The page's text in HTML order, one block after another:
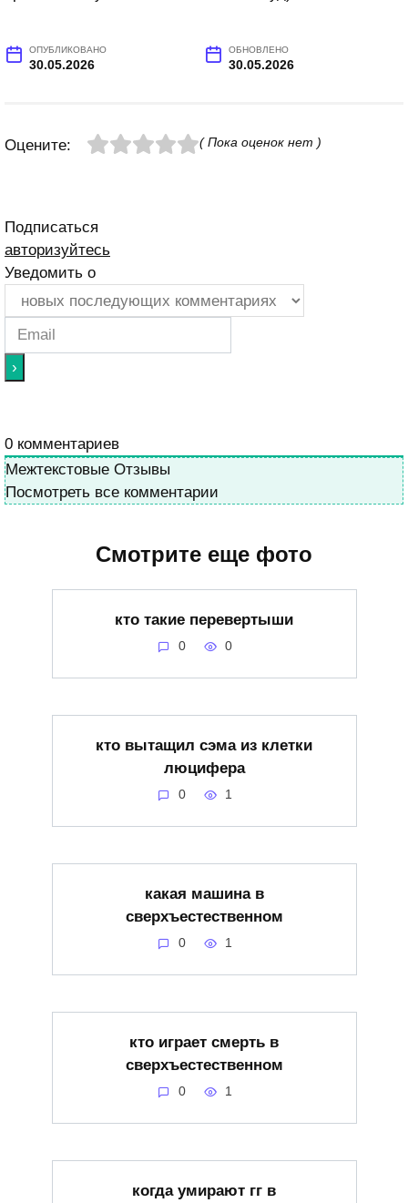
ОПУБЛИКОВАНО
30.05.2026
ОБНОВЛЕНО
30.05.2026
Оцените: ( Пока оценок нет )
Подписаться
авторизуйтесь
Уведомить о
0 комментариев
Межтекстовые Отзывы
Посмотреть все комментарии
Смотрите еще фото
кто такие перевертыши
0 0
кто вытащил сэма из клетки
люцифера
0 1
какая машина в
сверхъестественном
0 1
кто играет смерть в
сверхъестественном
0 1
когда умирают гг в